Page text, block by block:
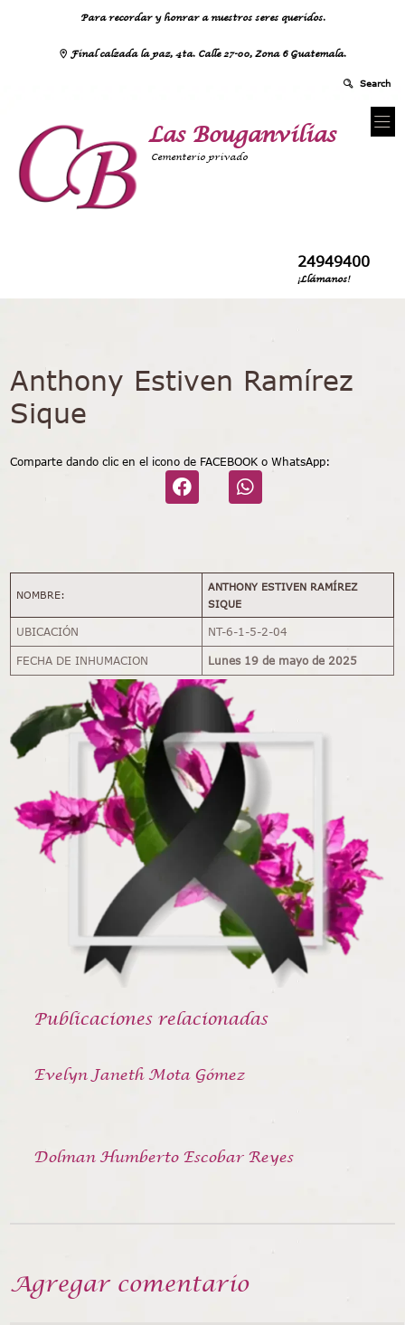
Para recordar y honrar a nuestros seres queridos.
Final calzada la paz, 4ta. Calle 27-00, Zona 6 Guatemala.
Las Bouganvilias
Cementerio privado
24949400
¡Llámanos!
Anthony Estiven Ramírez
Sique
Comparte dando clic en el icono de FACEBOOK o WhatsApp:
NOMBRE:
ANTHONY ESTIVEN RAMÍREZ
SIQUE
UBICACIÓN NT-6-1-5-2-04
FECHA DE INHUMACION Lunes 19 de mayo de 2025
Publicaciones relacionadas
Evelyn Janeth Mota Gómez
Dolman Humberto Escobar Reyes
Agregar comentario